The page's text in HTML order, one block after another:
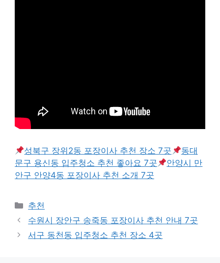
성북구 장위2동 포장이사 추천 장소 7곳
동대
문구 용신동 입주청소 추천 좋아요 7곳
안양시 만
안구 안양4동 포장이사 추천 소개 7곳
카
테
리
추천
수원시 장안구 송죽동 포장이사 추천 안내 7곳
서구 동천동 입주청소 추천 장소 4곳